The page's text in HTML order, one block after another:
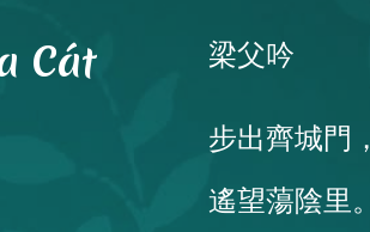
Cát
梁父吟
步出齊城門，
遙望蕩陰里。